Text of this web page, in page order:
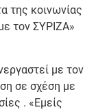
της κοινωνίας
τον ΣΥΡΙΖΑ»
με τον
σε σχέση με
. «Εμείς